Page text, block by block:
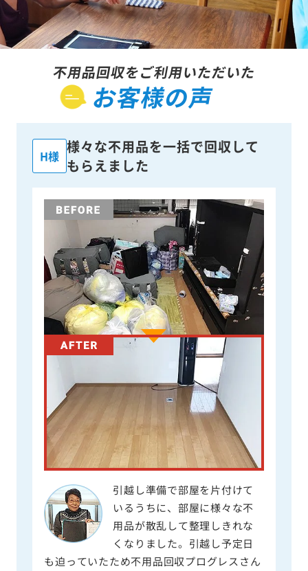
不用品回収をご利用いただいた
お客様の声
H様
様々な不用品を一括で回収して
もらえました
引越し準備で部屋を片付けて
いるうちに、部屋に様々な不
用品が散乱して整理しきれな
くなりました。引越し予定日
も迫っていたため不用品回収プログレスさん